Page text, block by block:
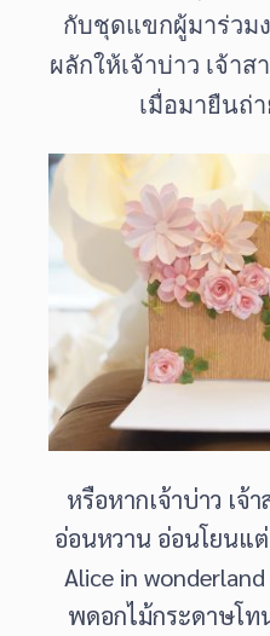
กับชุดแขกผู้มาร่วม
ผลักให้เจ้าบ่าว เจ้าส
เมื่อมายืนถ่
หรือหากเจ้าบ่าว เจ้
อ่อนหวาน อ่อนโยนแ
Alice in
พดอกไม้กระดาษโ